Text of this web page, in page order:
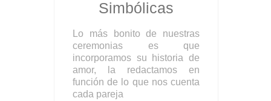
Simbólicas
Lo más bonito de nuestras
ceremonias es que
incorporamos su historia de
amor, la redactamos en
función de lo que nos cuenta
cada pareja